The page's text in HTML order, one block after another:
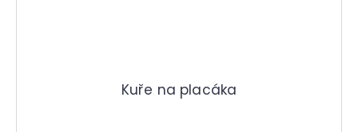
Kuře na placáka